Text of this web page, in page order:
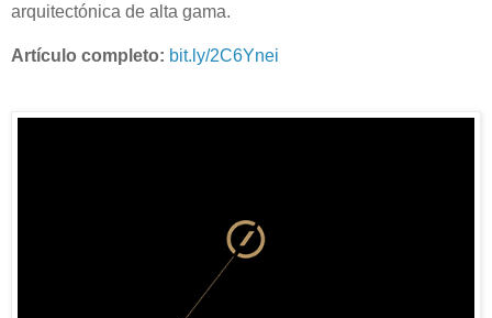
arquitectónica de alta gama.
Artículo completo: bit.ly/2C6Ynei